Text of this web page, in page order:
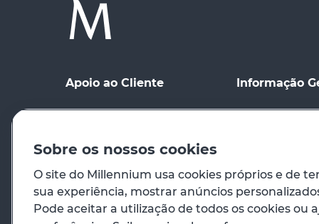
Apoio ao Cliente
Ponto de contacto
Preçário
Em caso de emergência
Informação
Condições
Condições de
Princípios
Venda de
Sobre os nossos cookies
O site do Millennium usa cookies próprios e de
sua experiência, mostrar anúncios
Pode aceitar a utilização de todos os cookies ou